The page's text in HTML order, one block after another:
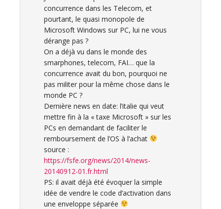
concurrence dans les Telecom, et
pourtant, le quasi monopole de
Microsoft Windows sur PC, lui ne vous
dérange pas ?
On a déjà vu dans le monde des
smarphones, telecom, FAI… que la
concurrence avait du bon, pourquoi ne
pas militer pour la même chose dans le
monde PC ?
Dernière news en date: l’italie qui veut
mettre fin à la « taxe Microsoft » sur les
PCs en demandant de faciliter le
remboursement de l’OS à l’achat
source :
https://fsfe.org/news/2014/news-
20140912-01.fr.html
PS: il avait déjà été évoquer la simple
idée de vendre le code d’activation dans
une enveloppe séparée